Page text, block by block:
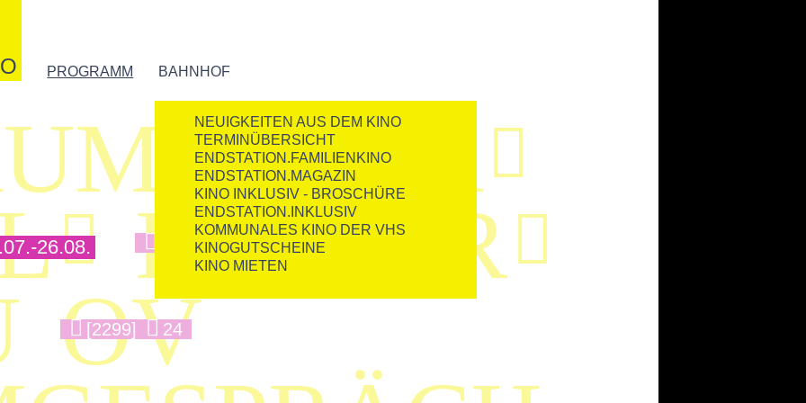
PROGRAMM BAHNHOF
NEUIGKEITEN AUS DEM KINO
TERMINÜBERSICHT
ENDSTATION.FAMILIENKINO
ENDSTATION.MAGAZIN
KINO INKLUSIV - BROSCHÜRE
ENDSTATION.INKLUSIV
KOMMUNALES KINO DER VHS
KINOGUTSCHEINE
KINO MIETEN
26.08.

 KINDER
[1816] 5
OV
[2299] 24